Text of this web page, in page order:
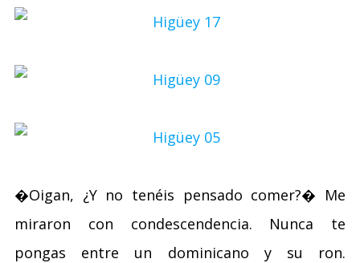
�Oigan, ¿Y no tenéis pensado comer?� Me
miraron con condescendencia. Nunca te
pongas entre un dominicano y su ron.